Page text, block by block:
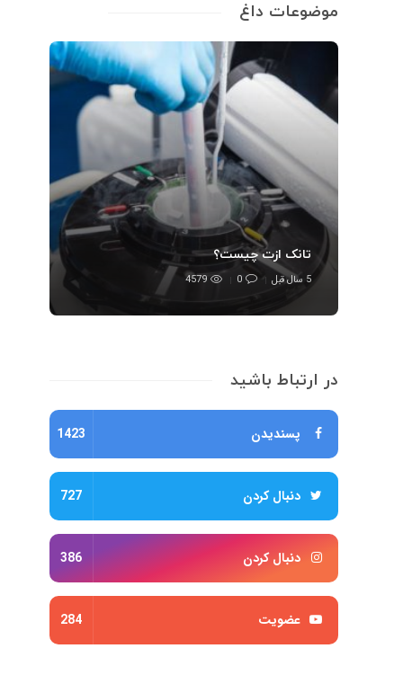
موضوعات داغ
تانک ازت چیست؟
5 سال قبل 0
4579
در ارتباط باشید
پسندیدن 1423
دنبال کردن 727
دنبال کردن 386
عضویت 284